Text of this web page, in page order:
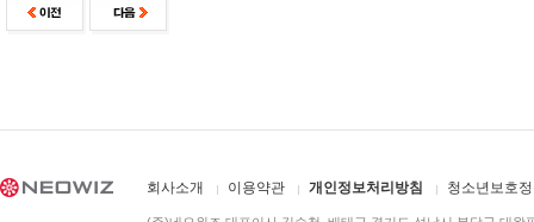
회사소개 이용약관 개인정보처리방침 청소년보호